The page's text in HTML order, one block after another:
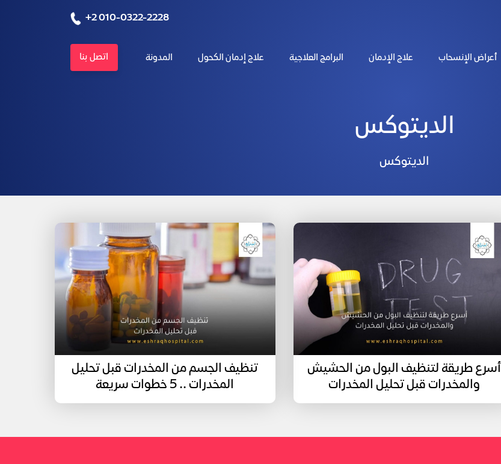
+2 010-0322-2228
أعراض الإنسحاب علاج الإدمان البرامج العلاجية علاج إدمان الكحول المدونة اتصل بنا
الديتوكس
الديتوكس
أسرع طريقة لتنظيف البول من الحشيش
والمخدرات قبل تحليل المخدرات
تنظيف الجسم من المخدرات قبل تحليل
المخدرات .. 5 خطوات سريعة